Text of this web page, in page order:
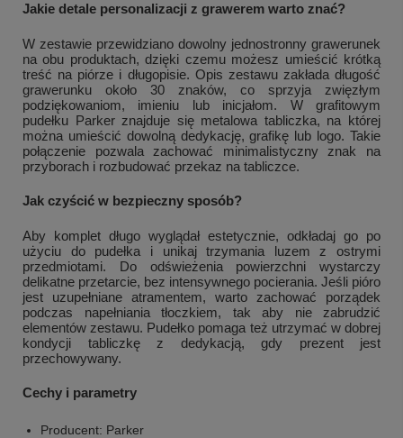
Jakie detale personalizacji z grawerem warto znać?
W zestawie przewidziano dowolny jednostronny grawerunek
na obu produktach, dzięki czemu możesz umieścić krótką
treść na piórze i długopisie. Opis zestawu zakłada długość
grawerunku około 30 znaków, co sprzyja zwięzłym
podziękowaniom, imieniu lub inicjałom. W grafitowym
pudełku Parker znajduje się metalowa tabliczka, na której
można umieścić dowolną dedykację, grafikę lub logo. Takie
połączenie pozwala zachować minimalistyczny znak na
przyborach i rozbudować przekaz na tabliczce.
Jak czyścić w bezpieczny sposób?
Aby komplet długo wyglądał estetycznie, odkładaj go po
użyciu do pudełka i unikaj trzymania luzem z ostrymi
przedmiotami. Do odświeżenia powierzchni wystarczy
delikatne przetarcie, bez intensywnego pocierania. Jeśli pióro
jest uzupełniane atramentem, warto zachować porządek
podczas napełniania tłoczkiem, tak aby nie zabrudzić
elementów zestawu. Pudełko pomaga też utrzymać w dobrej
kondycji tabliczkę z dedykacją, gdy prezent jest
przechowywany.
Cechy i parametry
Producent: Parker